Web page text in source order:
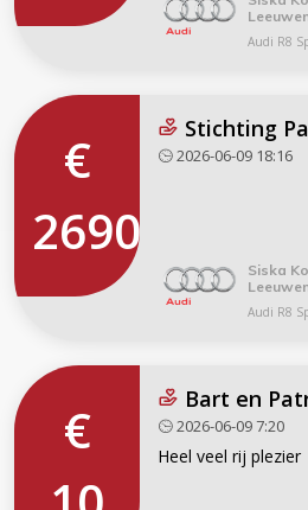
Audi R8
€
2690
Stichting
2026-06-09 18:16
Siska
Audi R8
€
Bart en
2026-06-09 7:20
Heel veel rij plezier